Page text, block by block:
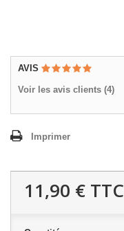
AVIS
Voir les avis clients (4)
Imprimer
11,90 € TTC